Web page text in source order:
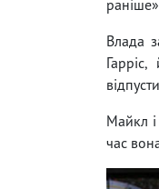
Влада
Майкл
час